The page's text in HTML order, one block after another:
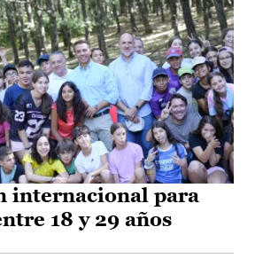
internacional para
18 y 29 años